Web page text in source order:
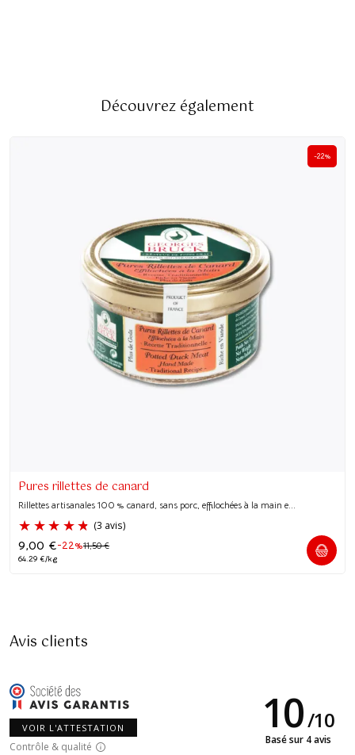
Découvrez également
-22%
Pures rillettes de canard
Rillettes artisanales 100 % canard, sans porc, effilochées à la main e...
-22%11,50€
9,00 €
64.29 €/kg
Avis clients
VOIR L'ATTESTATION
Contrôle & qualité
10/10
Basé sur 4 avis